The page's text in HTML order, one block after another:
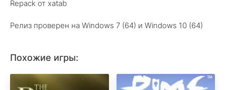
Repack от xatab
Релиз проверен на Windows 7 (64) и Windows 10 (64)
Похожие игры: